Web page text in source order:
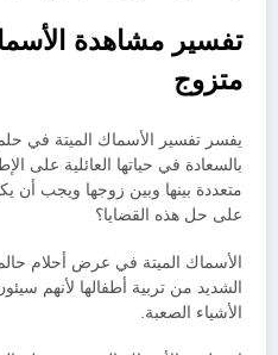
تفسير مشاهدة
متزوج
يفسر تفسير الأسماك الميتة في
بالسعادة في حياتها العائلية على
متعددة بينها وبين زوجها ويجب أن
على حل هذه القضايا؟
الأسماك الميتة في عرض أحلام
الشديد من تربية أطفالها لأنهم
الأشياء الصعبة.